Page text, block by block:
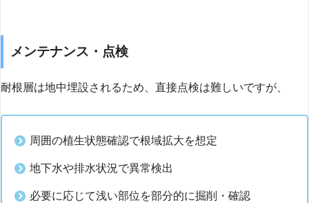
メンテナンス・点検
耐根層は地中埋設されるため、直接点検は難しいですが、
周囲の植生状態確認で根域拡大を想定
地下水や排水状況で異常検出
必要に応じて浅い部位を部分的に掘削・確認